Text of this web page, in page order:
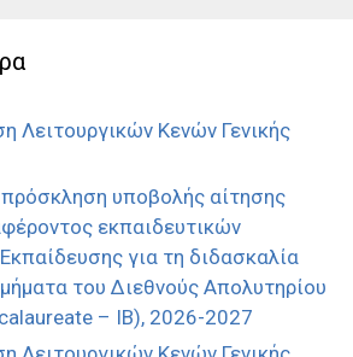
Λειτουργικών Κενών Γενικής
υποβολής αίτησης
εκπαιδευτικών
για τη διδασκαλία
του Διεθνούς Απολυτηρίου
– IB), 2026-2027